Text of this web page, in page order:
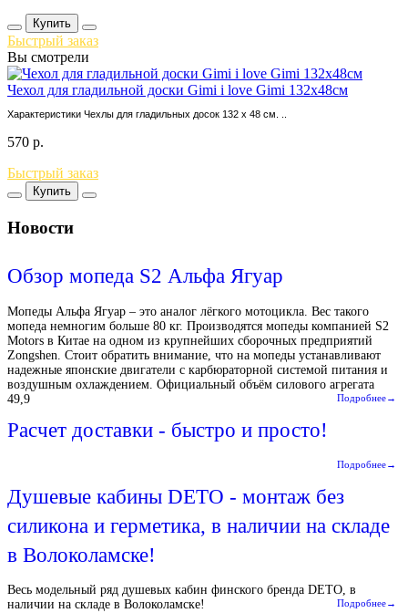
Купить
Быстрый заказ
Вы смотрели
Чехол для гладильной доски Gimi i love Gimi 132х48см
Характеристики Чехлы для гладильных досок 132 х 48 см. ..
570 р.
Быстрый заказ
Купить
Новости
Обзор мопеда S2 Альфа Ягуар
Мопеды Альфа Ягуар – это аналог лёгкого мотоцикла. Вес такого
мопеда немногим больше 80 кг. Производятся мопеды компанией S2
Motors в Китае на одном из крупнейших сборочных предприятий
Zongshen. Стоит обратить внимание, что на мопеды устанавливают
надежные японские двигатели с карбюраторной системой питания и
воздушным охлаждением. Официальный объём силового агрегата
49,9
Подробнее→
Расчет доставки - быстро и просто!
Подробнее→
Душевые кабины DETO - монтаж без
силикона и герметика, в наличии на складе
в Волоколамске!
Весь модельный ряд душевых кабин финского бренда DETO, в
наличии на складе в Волоколамске!
Подробнее→